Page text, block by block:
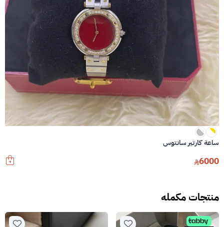
ساعة كارتير سانتوس
6000
منتجات مكمله